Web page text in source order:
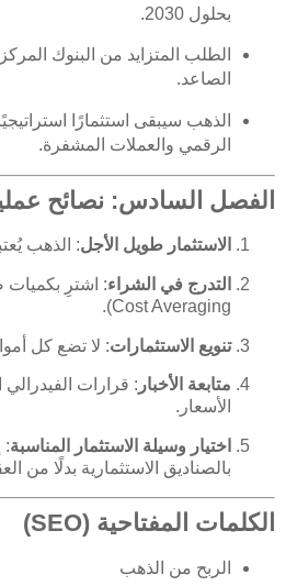
بحلول 2030.
الطلب المتزايد من البنوك
الصاعد.
الذهب سيبقى استثمارًا
الرقمي والعملات المشفرة.
الفصل السادس: نصائح
الاستثمار طويل الأجل: الذهب
التدرج في الشراء
Cost Averaging).
تنويع الاستثمارات: لا تضع كل
متابعة الأخبار : قرارات
الأسعار.
اختيار وسيلة الاستثمار المناسبة:
بالصناديق الاستثمارية بدلًا من
الكلمات المفتاحية (SEO)
الربح من الذهب